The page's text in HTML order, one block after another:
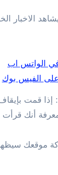
الاخبار
في الواتس اب
الفيس بوك
قمت بإيقاف
أنك قرأت
موقعك